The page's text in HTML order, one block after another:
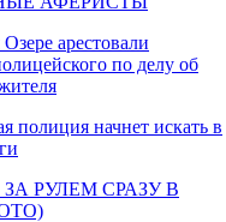
арестовали
по делу об
полиция начнет искать в
РУЛЕМ СРАЗУ В